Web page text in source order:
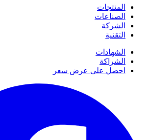
المنتجات
الصناعات
الشركة
التقنية
الشهادات
الشراكة
احصل على عرض سعر